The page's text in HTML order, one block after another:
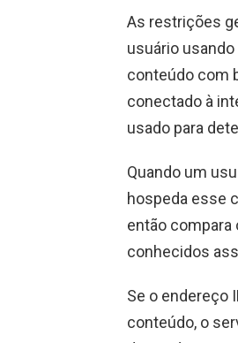
As restrições
usuário
conteúdo com
conectado à
usado para
Quando um
hospeda esse
então compara
conhecidos
Se o endereço
conteúdo, o